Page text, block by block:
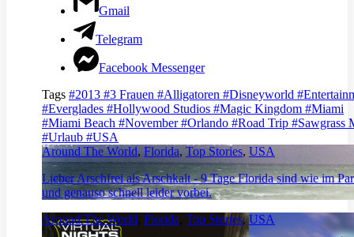
Gmail
Telegram
Facebook Messenger
Tags #2013 #3 Frauen #Alligatoren #Disneyworld
#Everglades #Hollywood Studios #Magic Kingdom #Miami
#Miami Beach #November#Orlando #Road Trip #Sawgrass
#Urlaub #USA
Around The World, Florida, Top Stories, USA
Lieber Arschfrei als Arschkalt - 9 Tage Florida sind wie im
und genauso schnell leider vorbei.
Around The World Florida Top Stories,USA